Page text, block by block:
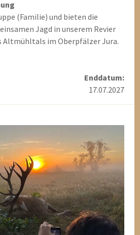
(Familie) und bieten die
Jagd in unserem Revier
Altmühltals im Oberpfälzer Jura.
Enddatum:
17.07.2027